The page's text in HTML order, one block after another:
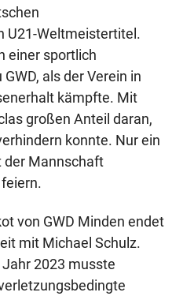
U21-Weltmeistertitel.
einer sportlich
als der Verein in
kämpfte. Mit
großen Anteil daran,
konnte. Nur ein
der Mannschaft
von GWD Minden endet
mit Michael Schulz.
2023 musste